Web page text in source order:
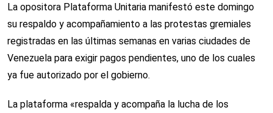
La opositora Plataforma Unitaria manifestó este domingo
su respaldo y acompañamiento a las protestas gremiales
registradas en las últimas semanas en varias ciudades de
Venezuela para exigir pagos pendientes, uno de los cuales
ya fue autorizado por el gobierno.
La plataforma «respalda y acompaña la lucha de los